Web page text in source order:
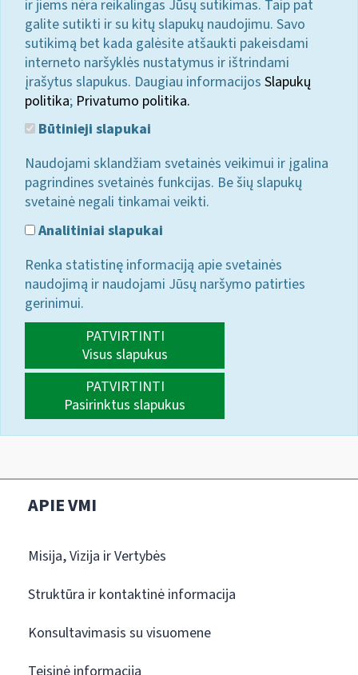
ir jiems nėra reikalingas Jūsų sutikimas. Taip pat
galite sutikti ir su kitų slapukų naudojimu. Savo
sutikimą bet kada galėsite atšaukti pakeisdami
interneto naršyklės nustatymus ir ištrindami
įrašytus slapukus. Daugiau informacijos Slapukų
politika; Privatumo politika.
Būtinieji slapukai
Naudojami sklandžiam svetainės veikimui ir įgalina
pagrindines svetainės funkcijas. Be šių slapukų
svetainė negali tinkamai veikti.
Analitiniai slapukai
Renka statistinę informaciją apie svetainės
naudojimą ir naudojami Jūsų naršymo patirties
gerinimui.
PATVIRTINTI
Visus slapukus
PATVIRTINTI
Pasirinktus slapukus
APIE VMI
Misija, Vizija ir Vertybės
Struktūra ir kontaktinė informacija
Konsultavimasis su visuomene